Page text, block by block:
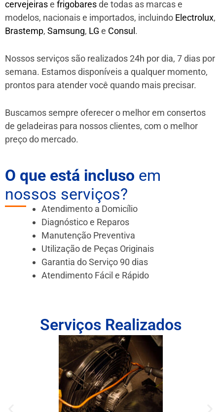
cervejeirase frigobaresde todas as marcas e
modelos, nacionais e importados, incluindo Electrolux,
Brastemp, Samsung, LG e Consul .
Nossos serviços são realizados 24h por dia, 7 dias por
semana. Estamos disponíveis a qualquer momento,
prontos para atender você quando mais precisar.
Buscamos sempre oferecer o melhor em consertos
de geladeiras para nossos clientes, com o melhor
preço do mercado.
O que está incluso em
nossos serviços?
Atendimento a Domicílio
Diagnóstico e Reparos
Manutenção Preventiva
Utilização de Peças Originais
Garantia do Serviço 90 dias
Atendimento Fácil e Rápido
Serviços Realizados